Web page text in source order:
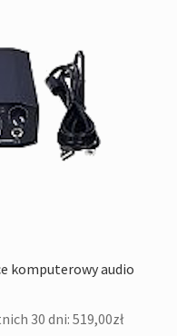
komputerowy audio
30 dni: 519,00zł